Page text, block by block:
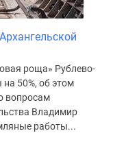
роща» Рублево-
50%, об этом
вопросам
Владимир
работы...